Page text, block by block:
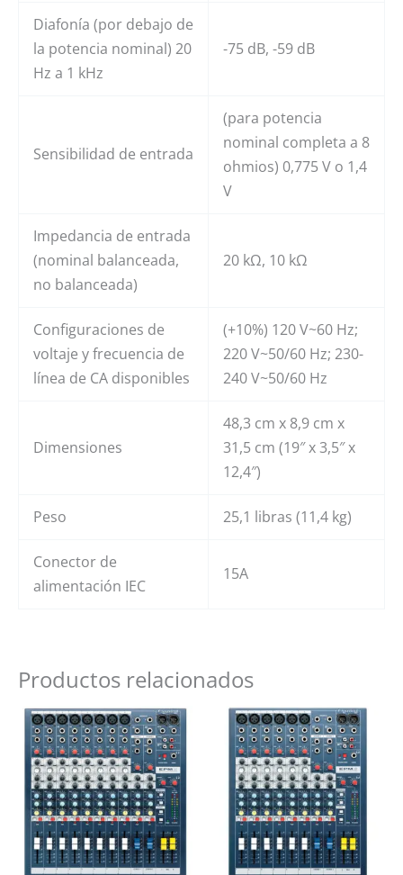
Diafonía (por debajo de
la potencia nominal) 20
Hz a 1 kHz
-75 dB, -59 dB
Sensibilidad de entrada
(para potencia
nominal completa a 8
ohmios) 0,775 V o 1,4
V
Impedancia de entrada
(nominal balanceada,
no balanceada)
20 kΩ, 10 kΩ
Configuraciones de
voltaje y frecuencia de
línea de CA disponibles
(+10%) 120 V~60 Hz;
220 V~50/60 Hz; 230-
240 V~50/60 Hz
Dimensiones
48,3 cm x 8,9 cm x
31,5 cm (19″ x 3,5″ x
12,4″)
Peso 25,1 libras (11,4 kg)
Conector de
alimentación IEC
15A
Productos relacionados